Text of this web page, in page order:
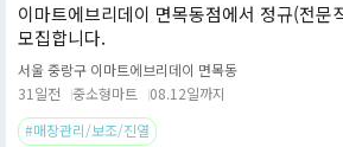
이마트에브리데이 면목동점에서 정규(전문
모집합니다.
서울 중랑구 이마트에브리데이 면목동
31일전
중소형마트
08.12일까지
#매장관리/보조/진열